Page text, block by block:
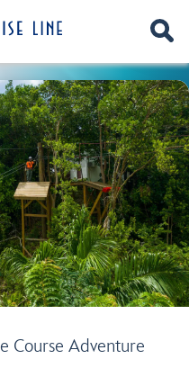
Course Adventure